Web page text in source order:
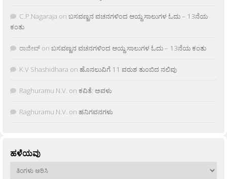
C.P.Nagaraja on ಬಸವಣ್ಣನ ವಚನಗಳಿಂದ ಆಯ್ದ ಸಾಲುಗಳ ಓದು – 13ನೆಯ
ಕಂತು
ರಾಜೀವ್ on ಬಸವಣ್ಣನ ವಚನಗಳಿಂದ ಆಯ್ದ ಸಾಲುಗಳ ಓದು – 13ನೆಯ ಕಂತು
K.V Shashidhara on ಹೊನಲುವಿಗೆ 11 ವರುಶ ತುಂಬಿದ ನಲಿವು
Raghuramu N.V. on ಕವಿತೆ: ಅವಳು
Raghuramu N.V. on ಹನಿಗವನಗಳು
ಹಳೆಯವು
ಹಳೆಯವು